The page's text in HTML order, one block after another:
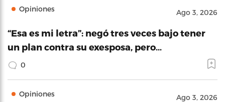
Opiniones Ago 3, 2026
“Esa es mi letra”: negó tres veces bajo tener
un plan contra su exesposa, pero…
0
Opiniones Ago 3, 2026